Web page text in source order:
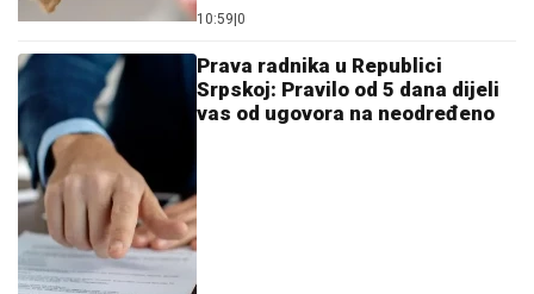
10:59 0
Prava radnika u Republici
Srpskoj: Pravilo od 5 dana dijeli
vas od ugovora na neodređeno